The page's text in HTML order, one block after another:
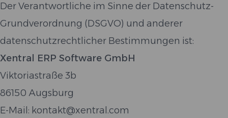
Der Verantwortliche im Sinne der Datenschutz-
Grundverordnung (DSGVO) und anderer
datenschutzrechtlicher Bestimmungen ist:
Xentral ERP Software GmbH
Viktoriastraße 3b
86150 Augsburg
E-Mail: kontakt@xentral.com